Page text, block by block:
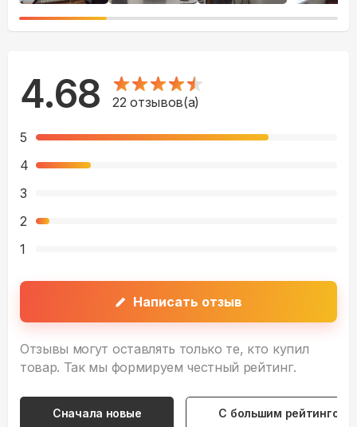
4.68 22 отзывов(а)
5
4
3
2
1
Написать отзыв
Отзывы могут оставлять только те, кто купил
товар. Так мы формируем честный рейтинг.
Сначала новые С большим рейтингом